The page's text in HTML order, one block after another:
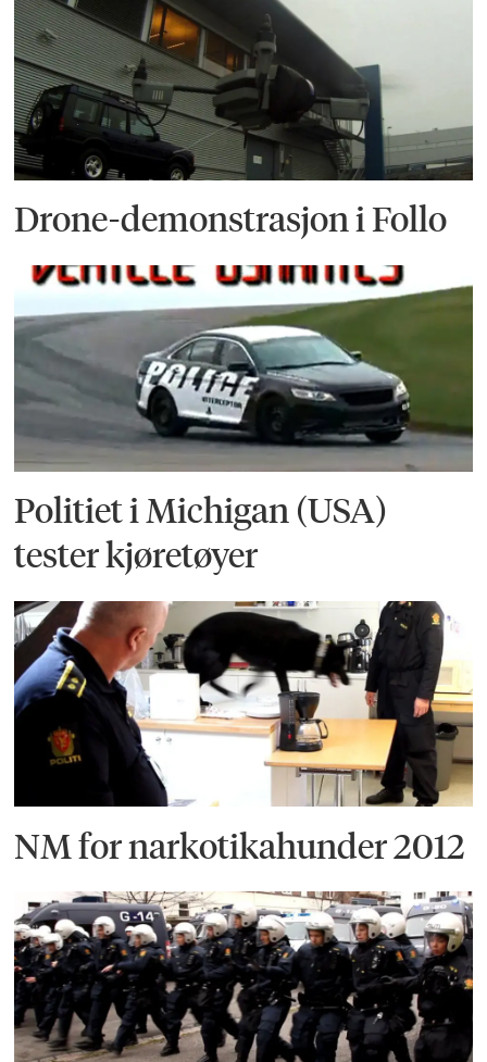
Drone-demonstrasjon i Follo
Politiet i Michigan (USA)
tester kjøretøyer
NM for narkotikahunder 2012